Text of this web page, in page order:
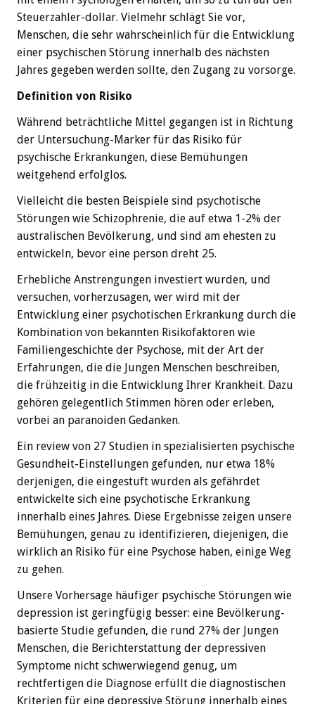
Steuerzahler-dollar. Vielmehr schlägt Sie vor,
Menschen, die sehr wahrscheinlich für die Entwicklung
einer psychischen Störung innerhalb des nächsten
Jahres gegeben werden sollte, den Zugang zu vorsorge.
Definition von Risiko
Während beträchtliche Mittel gegangen ist in Richtung
der Untersuchung-Marker für das Risiko für
psychische Erkrankungen, diese Bemühungen
weitgehend erfolglos.
Vielleicht die besten Beispiele sind psychotische
Störungen wie Schizophrenie, die auf etwa 1-2% der
australischen Bevölkerung, und sind am ehesten zu
entwickeln, bevor eine person dreht 25.
Erhebliche Anstrengungen investiert wurden, und
versuchen, vorherzusagen, wer wird mit der
Entwicklung einer psychotischen Erkrankung durch die
Kombination von bekannten Risikofaktoren wie
Familiengeschichte der Psychose, mit der Art der
Erfahrungen, die die Jungen Menschen beschreiben,
die frühzeitig in die Entwicklung Ihrer Krankheit. Dazu
gehören gelegentlich Stimmen hören oder erleben,
vorbei an paranoiden Gedanken.
Ein review von 27 Studien in spezialisierten psychische
Gesundheit-Einstellungen gefunden, nur etwa 18%
derjenigen, die eingestuft wurden als gefährdet
entwickelte sich eine psychotische Erkrankung
innerhalb eines Jahres. Diese Ergebnisse zeigen unsere
Bemühungen, genau zu identifizieren, diejenigen, die
wirklich an Risiko für eine Psychose haben, einige Weg
zu gehen.
Unsere Vorhersage häufiger psychische Störungen wie
depression ist geringfügig besser: eine Bevölkerung-
basierte Studie gefunden, die rund 27% der Jungen
Menschen, die Berichterstattung der depressiven
Symptome nicht schwerwiegend genug, um
rechtfertigen die Diagnose erfüllt die diagnostischen
Kriterien für eine depressive Störung innerhalb eines